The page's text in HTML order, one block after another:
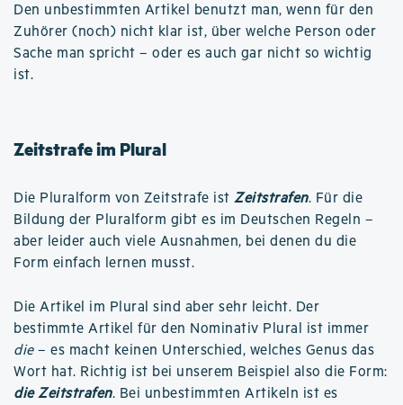
Den unbestimmten Artikel benutzt man, wenn für den
Zuhörer (noch) nicht klar ist, über welche Person oder
Sache man spricht – oder es auch gar nicht so wichtig
ist.
Zeitstrafe im Plural
Die Pluralform von Zeitstrafe ist Zeitstrafen. Für die
Bildung der Pluralform gibt es im Deutschen Regeln –
aber leider auch viele Ausnahmen, bei denen du die
Form einfach lernen musst.
Die Artikel im Plural sind aber sehr leicht. Der
bestimmte Artikel für den Nominativ Plural ist immer
die– es macht keinen Unterschied, welches Genus das
Wort hat. Richtig ist bei unserem Beispiel also die Form:
die Zeitstrafen. Bei unbestimmten Artikeln ist es